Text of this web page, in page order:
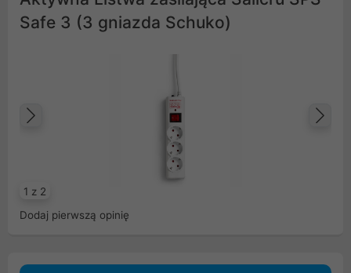
Safe 3 (3 gniazda Schuko)
1 z 2
Dodaj pierwszą opinię